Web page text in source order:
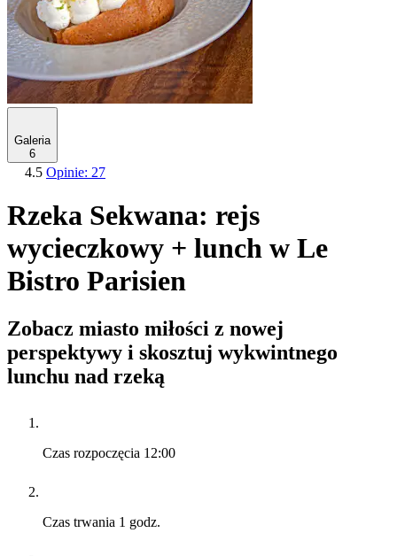
Galeria
6
4.5 Opinie: 27
Rzeka Sekwana: rejs
wycieczkowy + lunch w Le
Bistro Parisien
Zobacz miasto miłości z nowej
perspektywy i skosztuj wykwintnego
lunchu nad rzeką
Czas rozpoczęcia 12:00
Czas trwania 1 godz.